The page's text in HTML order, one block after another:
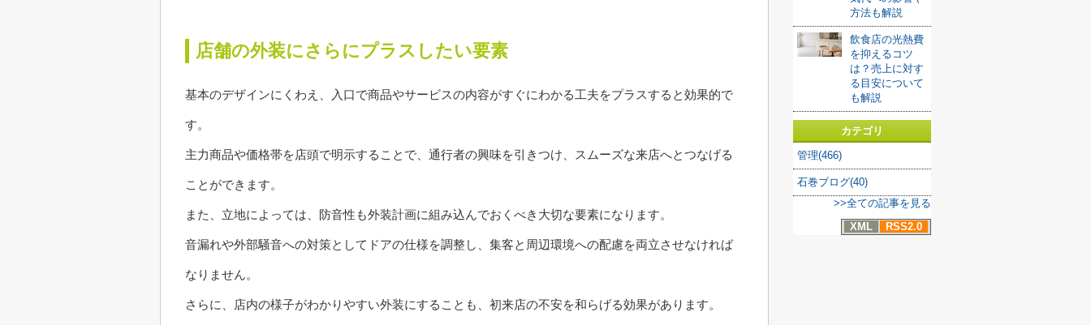
店舗の外装にさらにプラスしたい要素
基本のデザインにくわえ、入口で商品やサービスの内容がすぐにわかる工夫をプラスすると効果的で
す。
主力商品や価格帯を店頭で明示することで、通行者の興味を引きつけ、スムーズな来店へとつなげる
ことができます。
また、立地によっては、防音性も外装計画に組み込んでおくべき大切な要素になります。
音漏れや外部騒音への対策としてドアの仕様を調整し、集客と周辺環境への配慮を両立させなければ
なりません。
さらに、店内の様子がわかりやすい外装にすることも、初来店の不安を和らげる効果があります。
方法も解説
飲食店の光熱費
を抑えるコツ
は？売上に対す
る目安について
も解説
カテゴリ
管理(466)
石巻ブログ(40)
>>全ての記事を見る
XML
RSS2.0